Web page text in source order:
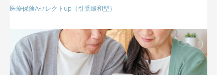
医療保険Aセレクトup（引受緩和型）